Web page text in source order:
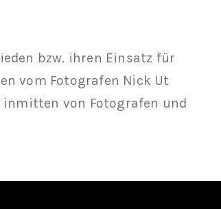
bzw. ihren Einsatz für
vom Fotografen Nick Ut
inmitten von Fotografen und